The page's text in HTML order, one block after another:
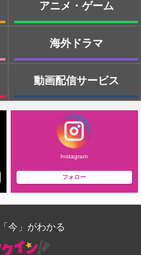
アニメ・ゲーム
海外ドラマ
動画配信サービス
Instagram
フォロー
今」がわかる